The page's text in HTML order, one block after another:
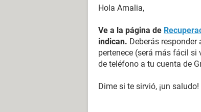
Hola Amalia,
Ve a la página de
indican. Deberás
pertenece (será más fácil
de teléfono a tu cuenta de
Dime si te sirvió, ¡un saludo!